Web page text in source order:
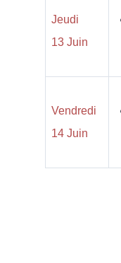
Jeudi
13 Juin
Vendredi
14 Juin